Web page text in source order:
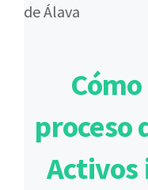
de Álava
proceso